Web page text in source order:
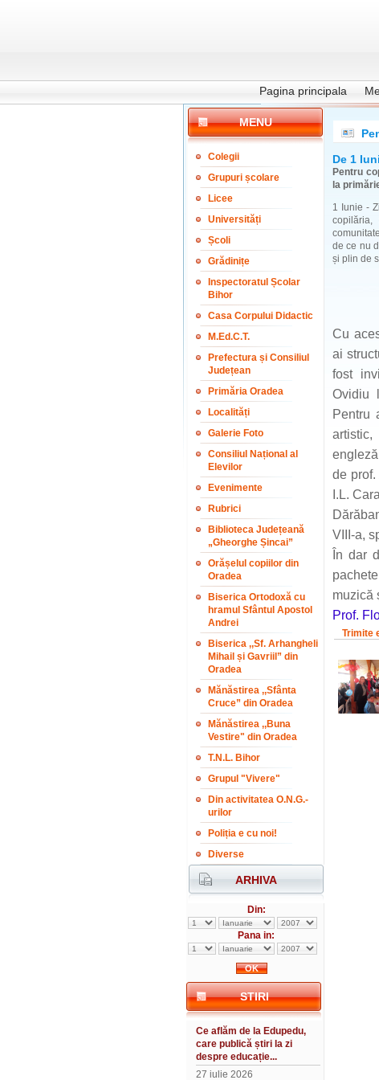
Pagina principala
MENU
Colegii
Grupuri școlare
Licee
Universități
Școli
Grădinițe
Inspectoratul Școlar
Bihor
Casa Corpului Didactic
M.Ed.C.T.
Prefectura și Consiliul
Județean
Primăria Oradea
Localități
Galerie Foto
Consiliul Național al
Elevilor
Evenimente
Rubrici
Biblioteca Județeană
„Gheorghe Șincai”
Orășelul copiilor din
Oradea
Biserica Ortodoxă cu
hramul Sfântul Apostol
Andrei
Biserica ,,Sf. Arhangheli
Mihail și Gavriil” din
Oradea
Mănăstirea ,,Sfânta
Cruce” din Oradea
Mănăstirea ,,Buna
Vestire" din Oradea
T.N.L. Bihor
Grupul "Vivere"
Din activitatea O.N.G.-
urilor
Poliția e cu noi!
Diverse
ARHIVA
Din:
Pana in:
STIRI
Ce aflăm de la Edupedu,
care publică știri la zi
despre educație...
27 iulie 2026
De 1
Pentru
la
1 Iunie -
de ce nu
și plin de
Cu
ai
fost
Ovidiu
Pentru
de prof.
I.L.
VIII-a,
În dar
muzică
Prof.
Trimite